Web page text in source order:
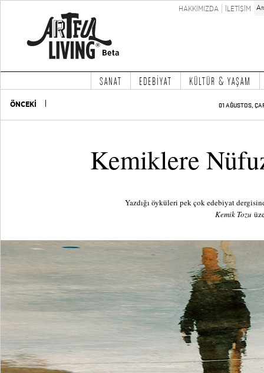
HAKKIMIZDA İLETİŞİM
SANAT EDEBİYAT KÜLTÜR & YAŞAM
ÖNCEKİ 01 AĞUSTOS,
Kemiklere
Yazdığı öyküleri pek çok edebiyat
Kemik Tozu